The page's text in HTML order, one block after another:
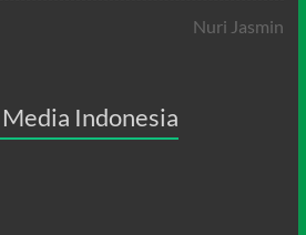
Nuri Jasmin
Indonesia